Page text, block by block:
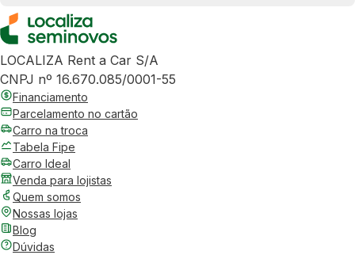
LOCALIZA Rent a Car S/A
CNPJ nº 16.670.085/0001-55
Financiamento
Parcelamento no cartão
Carro na troca
Tabela Fipe
Carro Ideal
Venda para lojistas
Quem somos
Nossas lojas
Blog
Dúvidas